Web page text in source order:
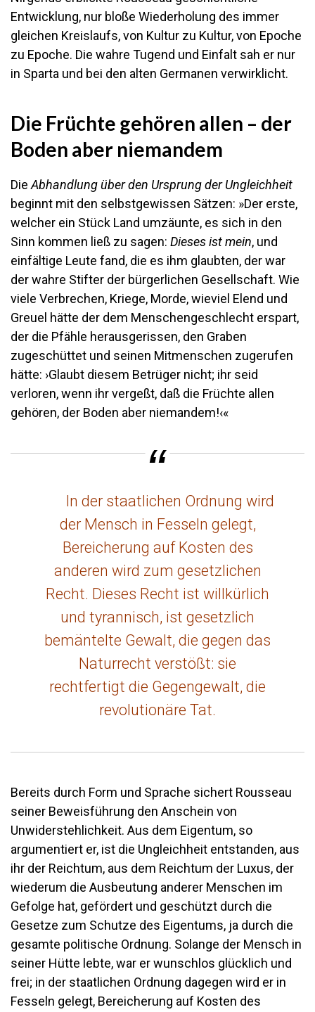
Entwicklung, nur bloße Wiederholung des immer
gleichen Kreislaufs, von Kultur zu Kultur, von Epoche
zu Epoche. Die wahre Tugend und Einfalt sah er nur
in Sparta und bei den alten Germanen verwirklicht.
Die Früchte gehören allen – der
Boden aber niemandem
DieAbhandlung über den Ursprung der Ungleichheit
beginnt mit den selbstgewissen Sätzen: »Der erste,
welcher ein Stück Land umzäunte, es sich in den
Sinn kommen ließ zu sagen: Dieses ist mein, und
einfältige Leute fand, die es ihm glaubten, der war
der wahre Stifter der bürgerlichen Gesellschaft. Wie
viele Verbrechen, Kriege, Morde, wieviel Elend und
Greuel hätte der dem Menschengeschlecht erspart,
der die Pfähle herausgerissen, den Graben
zugeschüttet und seinen Mitmenschen zugerufen
hätte: ›Glaubt diesem Betrüger nicht; ihr seid
verloren, wenn ihr vergeßt, daß die Früchte allen
gehören, der Boden aber niemandem!‹«
In der staatlichen Ordnung wird
der Mensch in Fesseln gelegt,
Bereicherung auf Kosten des
anderen wird zum gesetzlichen
Recht. Dieses Recht ist willkürlich
und tyrannisch, ist gesetzlich
bemäntelte Gewalt, die gegen das
Naturrecht verstößt: sie
rechtfertigt die Gegengewalt, die
revolutionäre Tat.
Bereits durch Form und Sprache sichert Rousseau
seiner Beweisführung den Anschein von
Unwiderstehlichkeit. Aus dem Eigentum, so
argumentiert er, ist die Ungleichheit entstanden, aus
ihr der Reichtum, aus dem Reichtum der Luxus, der
wiederum die Ausbeutung anderer Menschen im
Gefolge hat, gefördert und geschützt durch die
Gesetze zum Schutze des Eigentums, ja durch die
gesamte politische Ordnung. Solange der Mensch in
seiner Hütte lebte, war er wunschlos glücklich und
frei; in der staatlichen Ordnung dagegen wird er in
Fesseln gelegt, Bereicherung auf Kosten des